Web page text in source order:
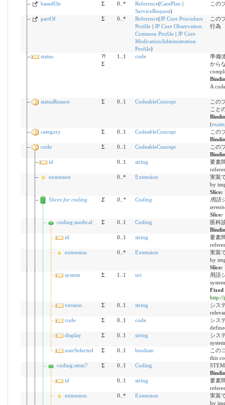
basedOn
Σ 0..* Reference(CarePlan
ServiceRequest)
この
partOf Σ 0..* Reference(JP Core Procedure
Profile| JP Core Observation
Common Profile| JP Core
MedicationAdministration
Profile)
この
行為
status
?!
Σ
1..1 code
準備|
から
A
statusReason Σ 0..1 CodeableConcept
この
こと
(
category
Σ 0..1 CodeableConcept
この
code
Σ 0..1 CodeableConcept
この
id
0..1 string
要素
extension
0..* Extension
実装
by
Slice:
Slices for coding
Σ 0.. * Coding
用語
Slice:
coding:medical
Σ 0..1 Coding
医科
id
0..1 string
要素
extension
0..* Extension
実装
by
Slice:
system
Σ 1..1 uri
用語
system
Fixed
http://
version
Σ 0..1 string
シス
code
Σ 0..1 code
シス
display
Σ 0..1 string
シス
system
userSelected
Σ 0..1 boolean
この
this
coding:stem7
Σ 0..1 Coding
id
0..1 string
要素
extension
0..* Extension
実装
by